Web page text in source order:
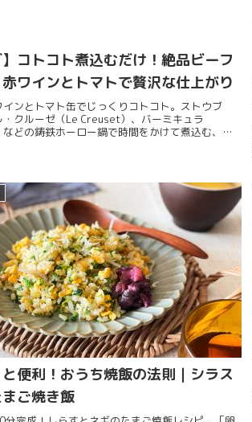
】コトコト煮込むだけ！絶品ビーフ
ワインとトマトで贅沢な仕上がり
ンとトマト缶でじっくりコトコト。ストウブ
・クルーゼ（Le Creuset）、バーミキュラ
などの鋳鉄ホーロー鍋で時間をかけて煮込む、本
便利！おうち焼飯の法則｜シラス
ご焼き飯